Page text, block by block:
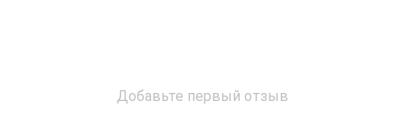
Добавьте первый отзыв